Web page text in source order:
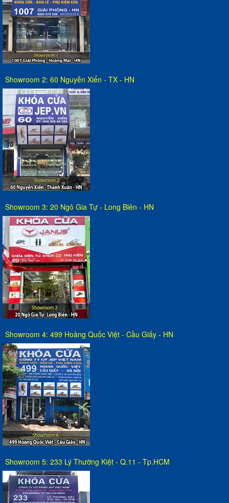
Showroom 2: 60 Nguyễn Xiển - TX - HN
Showroom 3: 20 Ngô Gia Tự - Long Biên - HN
Showroom 4: 499 Hoàng Quốc Việt - Cầu Giấy - HN
Showroom 5: 233 Lý Thường Kiệt - Q.11 - Tp.HCM